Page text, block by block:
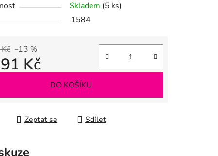
Skladem (5 ks)
1584
–13 %
Kč
DO KOŠÍKU
Zeptat se Sdílet